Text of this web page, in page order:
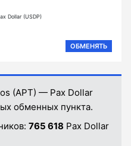
Dollar (USDP)
ОБМЕНЯТЬ
(APT) — Pax Dollar
обменных пункта.
765 618 Pax Dollar